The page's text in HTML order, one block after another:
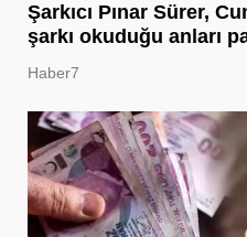
Şarkıcı Pınar Sürer,
şarkı okuduğu anları
Haber7